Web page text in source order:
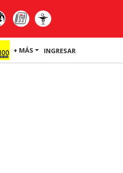
+ MÁS INGRESAR